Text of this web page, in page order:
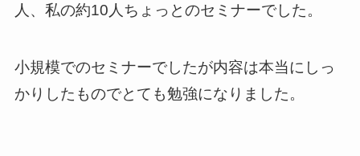
人、私の約10人ちょっとのセミナーでした。
小規模でのセミナーでしたが内容は本当にしっ
かりしたものでとても勉強になりました。